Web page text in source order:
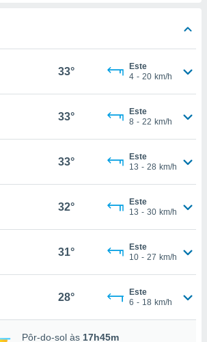
33°
Este
4 - 20 km/h
33°
Este
8 - 22 km/h
33°
Este
13 - 28 km/h
32°
Este
13 - 30 km/h
31°
Este
10 - 27 km/h
28°
Este
6 - 18 km/h
Pôr-do-sol às 17h45m